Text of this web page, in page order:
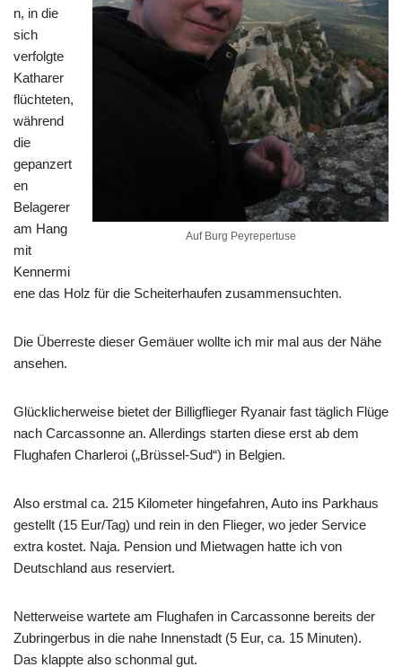
Auf Burg Peyrepertuse
n, in die
sich
verfolgte
Katharer
flüchteten,
während
die
gepanzert
en
Belagerer
am Hang
mit
Kennermi
ene das Holz für die Scheiterhaufen zusammensuchten.
Die Überreste dieser Gemäuer wollte ich mir mal aus der Nähe
ansehen.
Glücklicherweise bietet der Billigflieger Ryanair fast täglich Flüge
nach Carcassonne an. Allerdings starten diese erst ab dem
Flughafen Charleroi („Brüssel-Sud“) in Belgien.
Also erstmal ca. 215 Kilometer hingefahren, Auto ins Parkhaus
gestellt (15 Eur/Tag) und rein in den Flieger, wo jeder Service
extra kostet. Naja. Pension und Mietwagen hatte ich von
Deutschland aus reserviert.
Netterweise wartete am Flughafen in Carcassonne bereits der
Zubringerbus in die nahe Innenstadt (5 Eur, ca. 15 Minuten).
Das klappte also schonmal gut.